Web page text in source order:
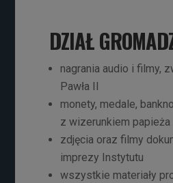
DZIAŁ
nagrania audio i filmy,
Pawła II
monety, medale,
z wizerunkiem papieża
zdjęcia oraz filmy
imprezy Instytutu
wszystkie materiały